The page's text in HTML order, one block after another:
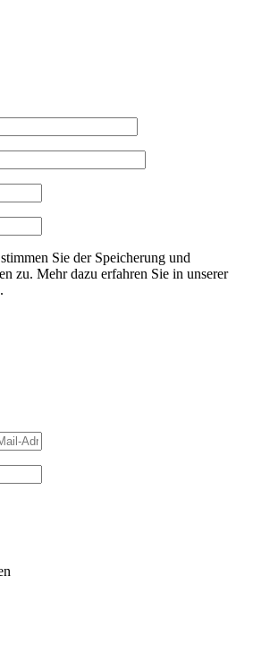
Sie der Speicherung und
zu. Mehr dazu erfahren Sie in unserer
.